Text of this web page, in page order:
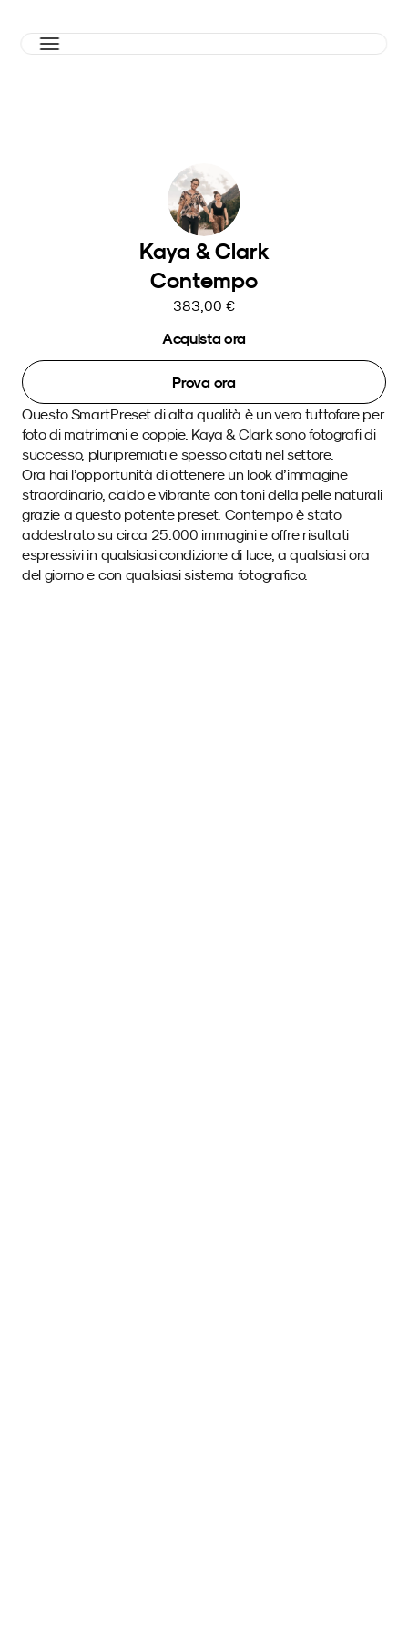
Kaya & Clark
Contempo
383,00 €
Acquista ora
Prova ora
Questo SmartPreset di alta qualità è un vero tuttofare per
foto di matrimoni e coppie. Kaya & Clark sono fotografi di
successo, pluripremiati e spesso citati nel settore.
Ora hai l’opportunità di ottenere un look d’immagine
straordinario, caldo e vibrante con toni della pelle naturali
grazie a questo potente preset. Contempo è stato
addestrato su circa 25.000 immagini e offre risultati
espressivi in qualsiasi condizione di luce, a qualsiasi ora
del giorno e con qualsiasi sistema fotografico.